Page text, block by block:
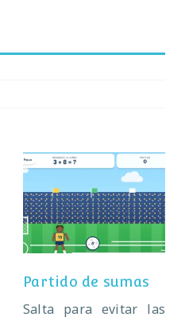
Partido de sumas
Partido de sumas
Salta para evitar las